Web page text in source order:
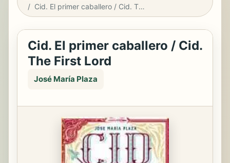
Cid. El primer caballero / Cid. The First Lord
Cid. El primer caballero / Cid.
The First Lord
José María Plaza